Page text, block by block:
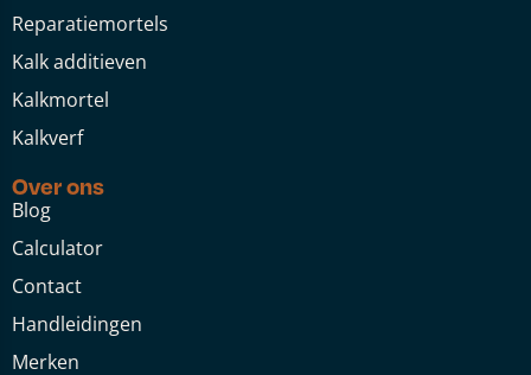
Reparatiemortels
Kalk additieven
Kalkmortel
Kalkverf
Over ons
Blog
Calculator
Contact
Handleidingen
Merken